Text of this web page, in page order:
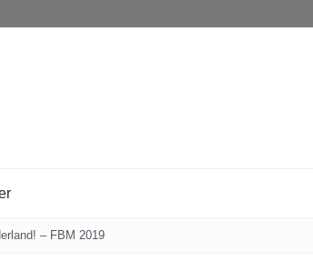
– FBM 2019